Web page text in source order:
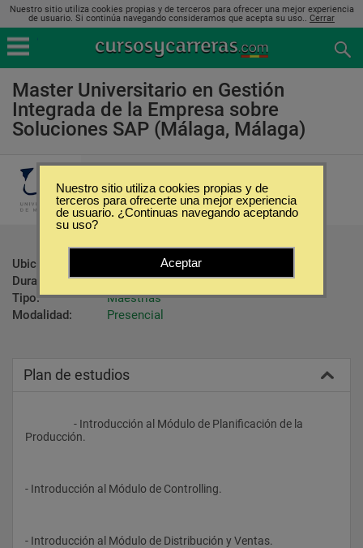
Nuestro sitio utiliza cookies propias y de terceros para ofrecer una mejor experiencia
de usuario. Si continúa navegando consideramos que acepta su uso.. Cerrar
Master Universitario en Gestión
Integrada de la Empresa sobre
Soluciones SAP (Málaga, Málaga)
Universidad de Málaga
Ubicación:
Málaga - Málaga
Duración:
600 Horas
Tipo:
Maestrías
Modalidad:
Presencial
Plan de estudios
Producción.
- Introducción al Módulo de Controlling.
- Introducción al Módulo de Distribución y Ventas.
Nuestro sitio utiliza cookies propias y de
terceros para ofrecerte una mejor experiencia
de usuario. ¿Continuas navegando aceptando
su uso?
Aceptar